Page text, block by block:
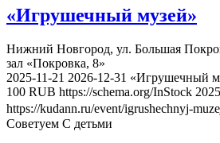
«Игрушечный музей»
Нижний Новгород, ул. Большая
зал «Покровка, 8»
2025-11-21 2026-12-31 «Игрушечный
100 RUB https://schema.org/InStock
https://kudann.ru/event/igrushechnyj-
Советуем С детьми